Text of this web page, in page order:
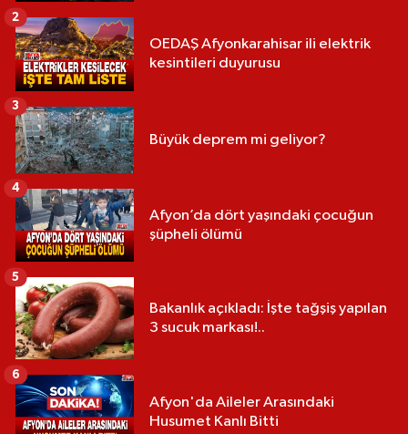
OEDAŞ Afyonkarahisar ili elektrik
kesintileri duyurusu
2
Büyük deprem mi geliyor?
3
Afyon’da dört yaşındaki çocuğun
şüpheli ölümü
4
Bakanlık açıkladı: İşte tağşiş yapılan
3 sucuk markası!..
5
Afyon'da Aileler Arasındaki
Husumet Kanlı Bitti
6